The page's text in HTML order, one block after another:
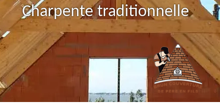
Charpente traditionnelle